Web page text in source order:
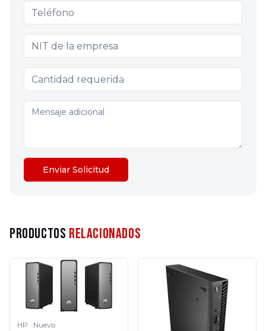
Enviar Solicitud
Productos Relacionados
HP · Nuevo